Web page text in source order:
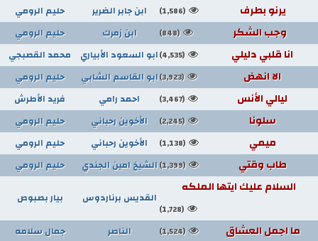
يرنو بطرف (1,586) ابن جابر الضرير حليم الرومي
وجب الشكر (848) ابن زمرك حليم الرومي
انا قلبي دليلي (4,535) ابو السعود الأبياري محمد القصبجي
الا انهض (3,923) ابو القاسم الشابي حليم الرومي
ليالي الأنس (3,467) احمد رامي فريد الأطرش
سلونا (2,245) الأخوين رحباني حليم الرومي
ميمي (1,138) الأخوين رحباني حليم الرومي
طاب وقتي (1,399) الشيخ امين الجندي حليم الرومي
السلام عليك ايتها الملكه
(1,728)
القديس برناردوس بيار بصبوص
ما اجمل العشاق (1,524) الناصر جمال سلامه